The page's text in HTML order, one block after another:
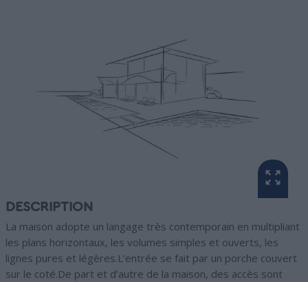
DESCRIPTION
La maison adopte un langage très contemporain en multipliant
les plans horizontaux, les volumes simples et ouverts, les
lignes pures et légères.L’entrée se fait par un porche couvert
sur le coté.De part et d’autre de la maison, des accès sont